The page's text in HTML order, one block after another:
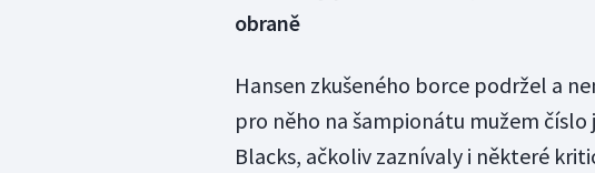
obraně
Hansen zkušeného borce podržel a
pro něho na šampionátu mužem
Blacks, ačkoliv zaznívaly i některé